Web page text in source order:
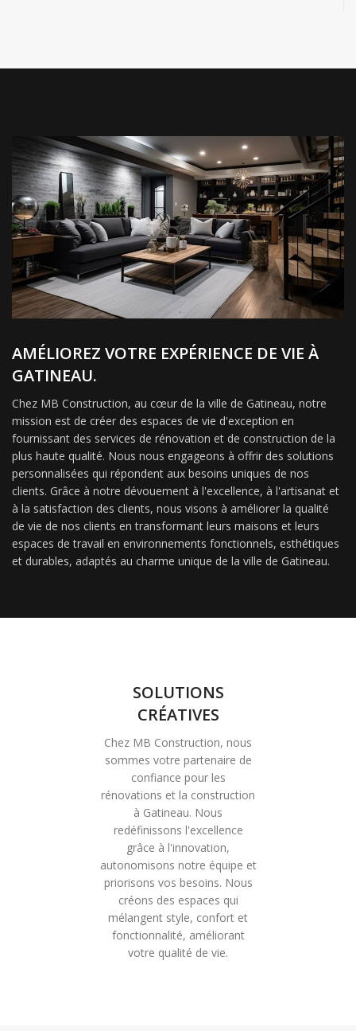
AMÉLIOREZ VOTRE EXPÉRIENCE DE VIE À
GATINEAU.
Chez MB Construction, au cœur de la ville de Gatineau, notre
mission est de créer des espaces de vie d'exception en
fournissant des services de rénovation et de construction de la
plus haute qualité. Nous nous engageons à offrir des solutions
personnalisées qui répondent aux besoins uniques de nos
clients. Grâce à notre dévouement à l'excellence, à l'artisanat et
à la satisfaction des clients, nous visons à améliorer la qualité
de vie de nos clients en transformant leurs maisons et leurs
espaces de travail en environnements fonctionnels, esthétiques
et durables, adaptés au charme unique de la ville de Gatineau.
SOLUTIONS
CRÉATIVES
Chez MB Construction, nous
sommes votre partenaire de
confiance pour les
rénovations et la construction
à Gatineau. Nous
redéfinissons l'excellence
grâce à l'innovation,
autonomisons notre équipe et
priorisons vos besoins. Nous
créons des espaces qui
mélangent style, confort et
fonctionnalité, améliorant
votre qualité de vie.